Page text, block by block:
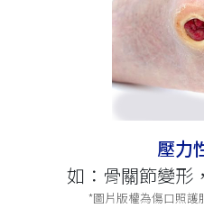
壓力
如：骨關節變形
*圖片版權為傷口照護